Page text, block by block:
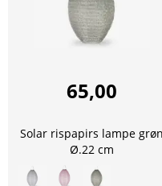
65,00
Solar rispapirs lampe grøn
Ø.22 cm